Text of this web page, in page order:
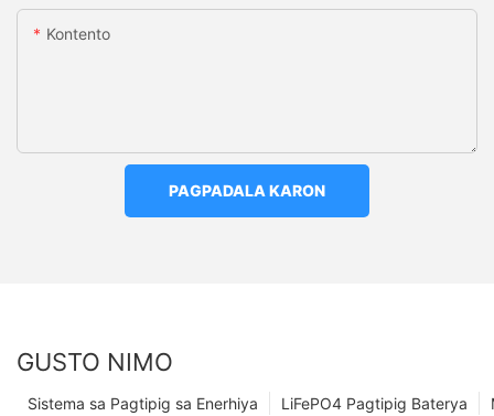
Kontento
PAGPADALA KARON
GUSTO NIMO
LiFePO4 Pagtipig Baterya
Sistema sa Pagtipig sa Enerhiya